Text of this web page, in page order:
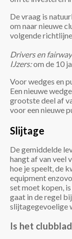
De vraag is
om naar nieuwe
volgende
Drivers en
IJzers:om de 10
Voor wedges en
Een nieuwe
grootste deel af
voor een nieuwe
Slijtage
De gemiddelde
hangt af van veel
hoe je speelt, de
equipment
set moet kopen,
gaat in de regel
slijtagegevoelige
Is het